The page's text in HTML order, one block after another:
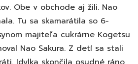
Obe v obchode aj žili. Nao
Tu sa skamarátila so 6-
majiteľa cukrárne Kogetsu
Nao Sakura. Z detí sa stali